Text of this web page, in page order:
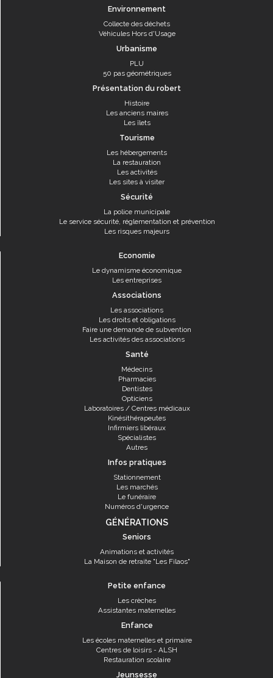
Environnement
Collecte des déchets
Véhicules Hors d'Usage
Urbanisme
PLU
50 pas géométriques
Présentation du robert
Histoire
Les anciens maires
Les îlets
Tourisme
Les hébergements
La restauration
Les activités
Les sites à visiter
Sécurité
La police municipale
Le service sécurité, réglementation et prévention
Les risques majeurs
Economie
Le dynamisme économique
Les entreprises
Associations
Les associations
Les droits et obligations
Faire une demande de subvention
Les activités des associations
Santé
Médecins
Pharmacies
Dentistes
Opticiens
Laboratoires / Centres médicaux
Kinésithérapeutes
Infirmiers libéraux
Spécialistes
Autres
Infos pratiques
Stationnement
Les marchés
Le funéraire
Numéros d'urgence
GÉNÉRATIONS
Seniors
Animations et activités
La Maison de retraite "Les Filaos"
Petite enfance
Les crèches
Assistantes maternelles
Enfance
Les écoles maternelles et primaire
Centres de loisirs - ALSH
Restauration scolaire
Jeunsesse